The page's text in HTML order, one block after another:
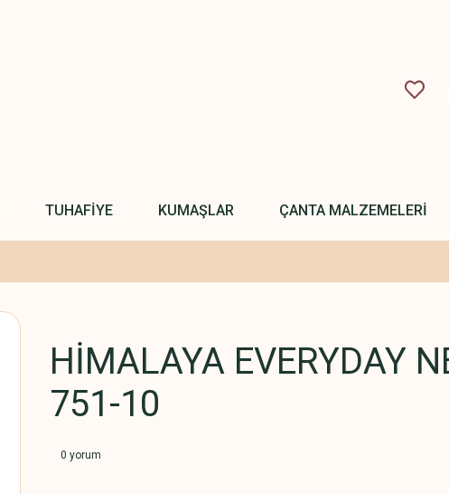
TUHAFİYE KUMAŞLAR ÇANTA MALZEMELERİ
HİMALAYA EVERYDAY
751-10
0 yorum